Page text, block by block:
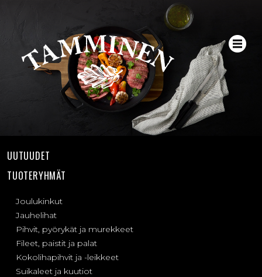
UUTUUDET
TUOTERYHMÄT
Joulukinkut
Jauhelihat
Pihvit, pyörykät ja murekkeet
Fileet, paistit ja palat
Kokolihapihvit ja -leikkeet
Suikaleet ja kuutiot